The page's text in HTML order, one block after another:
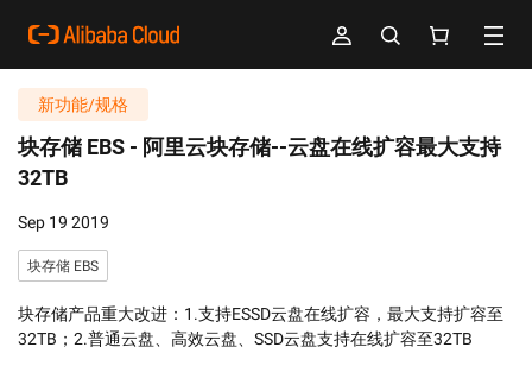
新功能/规格
块存储 EBS - 阿里云块存储--云盘在线扩容最大支持
32TB
Sep 19 2019
块存储 EBS
块存储产品重大改进：1.支持ESSD云盘在线扩容，最大支持扩容至
32TB；2.普通云盘、高效云盘、SSD云盘支持在线扩容至32TB